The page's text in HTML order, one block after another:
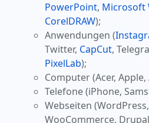
PowerPoint, Microsoft
CorelDRAW);
Anwendungen (
Twitter, CapCut,
PixelLab);
Computer (Acer, Apple,
Telefone (iPhone,
Webseiten
WooCommerce,